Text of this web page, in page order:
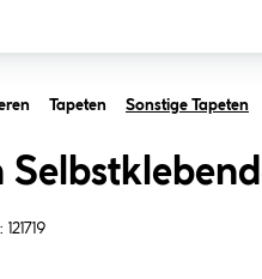
Tapeten Sonstige Tapeten
121719